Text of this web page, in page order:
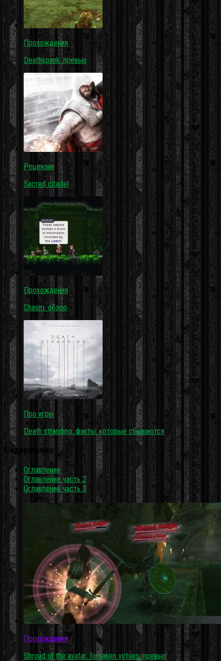
Прохождения
Deathspank: превью
Рецензии
Sacred citadel
Прохождения
Chasm: обзор
Про игры
Death stranding: факты, которые сбываются
Содержание
Оглавление
Оглавление часть 2
Оглавление часть 3
Прохождения
Shroud of the avatar: forsaken virtues: превью